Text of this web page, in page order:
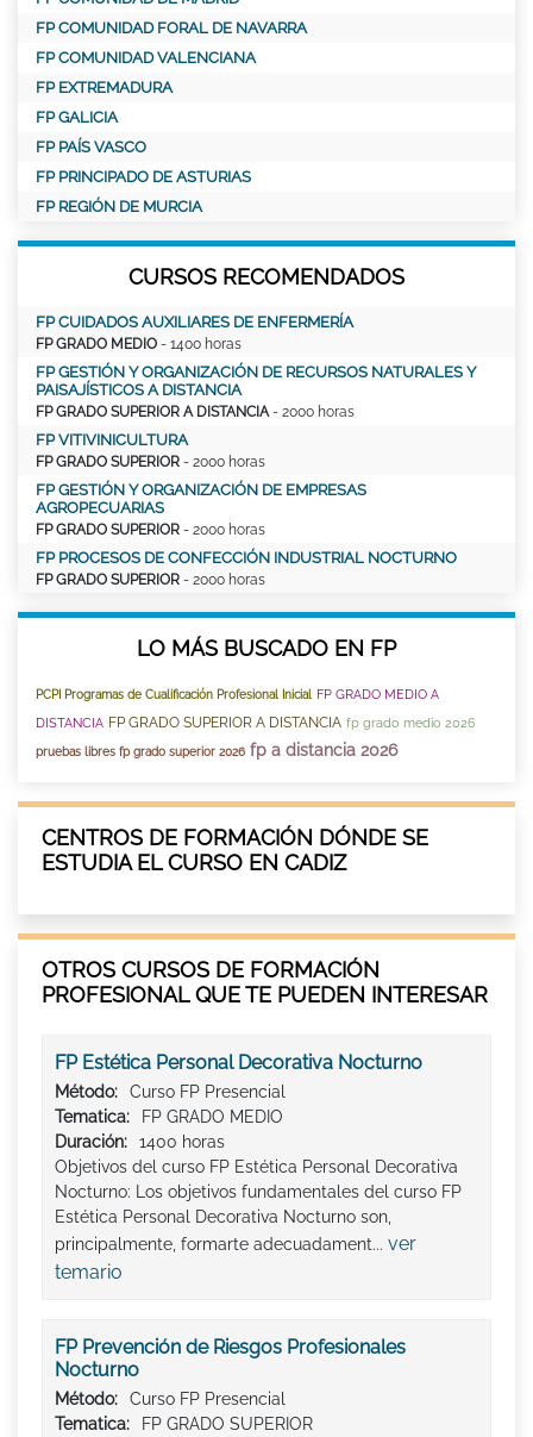
FP COMUNIDAD FORAL DE NAVARRA
FP COMUNIDAD VALENCIANA
FP EXTREMADURA
FP GALICIA
FP PAÍS VASCO
FP PRINCIPADO DE ASTURIAS
FP REGIÓN DE MURCIA
CURSOS RECOMENDADOS
FP CUIDADOS AUXILIARES DE ENFERMERÍA
FP GRADO MEDIO - 1400 horas
FP GESTIÓN Y ORGANIZACIÓN DE RECURSOS NATURALES Y
PAISAJÍSTICOS A DISTANCIA
FP GRADO SUPERIOR A DISTANCIA - 2000 horas
FP VITIVINICULTURA
FP GRADO SUPERIOR - 2000 horas
FP GESTIÓN Y ORGANIZACIÓN DE EMPRESAS
AGROPECUARIAS
FP GRADO SUPERIOR - 2000 horas
FP PROCESOS DE CONFECCIÓN INDUSTRIAL NOCTURNO
FP GRADO SUPERIOR - 2000 horas
LO MÁS BUSCADO EN FP
PCPI Programas de Cualificación Profesional Inicial
FP GRADO MEDIO A
DISTANCIA FP GRADO SUPERIOR A DISTANCIA fp grado medio 2026
pruebas libres fp grado superior 2026 fp a distancia 2026
CENTROS DE FORMACIÓN DÓNDE SE
ESTUDIA EL CURSO EN CADIZ
OTROS CURSOS DE FORMACIÓN
PROFESIONAL QUE TE PUEDEN INTERESAR
FP Estética Personal Decorativa Nocturno
Método:
Curso FP Presencial
Tematica:
FP GRADO MEDIO
Duración:
1400 horas
Objetivos del curso FP Estética Personal Decorativa
Nocturno: Los objetivos fundamentales del curso FP
Estética Personal Decorativa Nocturno son,
principalmente, formarte adecuadament... ver
temario
FP Prevención de Riesgos Profesionales
Nocturno
Método:
Curso FP Presencial
Tematica:
FP GRADO SUPERIOR